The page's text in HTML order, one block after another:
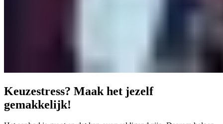
Keuzestress? Maak het jezelf
gemakkelijk!